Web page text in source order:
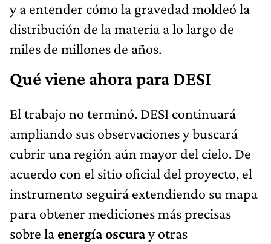
y a entender cómo la gravedad moldeó la
distribución de la materia a lo largo de
miles de millones de años.
Qué viene ahora para DESI
El trabajo no terminó. DESI continuará
ampliando sus observaciones y buscará
cubrir una región aún mayor del cielo. De
acuerdo con el sitio oficial del proyecto, el
instrumento seguirá extendiendo su mapa
para obtener mediciones más precisas
sobre la energía oscuray otras